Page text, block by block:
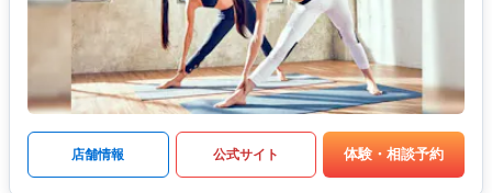
店舗情報 公式サイト 体験・相談予約